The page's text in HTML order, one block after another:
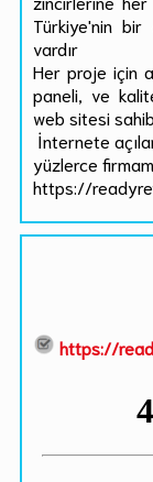
Türkiye'nin
vardır
Her proje için
paneli, ve
web sitesi sahibi
İnternete
yüzlerce
https://
https://